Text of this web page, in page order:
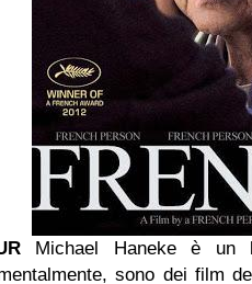
Michael Haneke è un
sono dei film